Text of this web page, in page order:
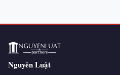
Nguyên Luật